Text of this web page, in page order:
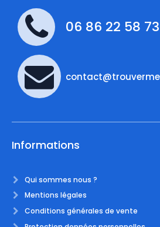
06 86 22 58 73
Informations
Qui sommes nous ?
Mentions légales
Conditions générales de vente